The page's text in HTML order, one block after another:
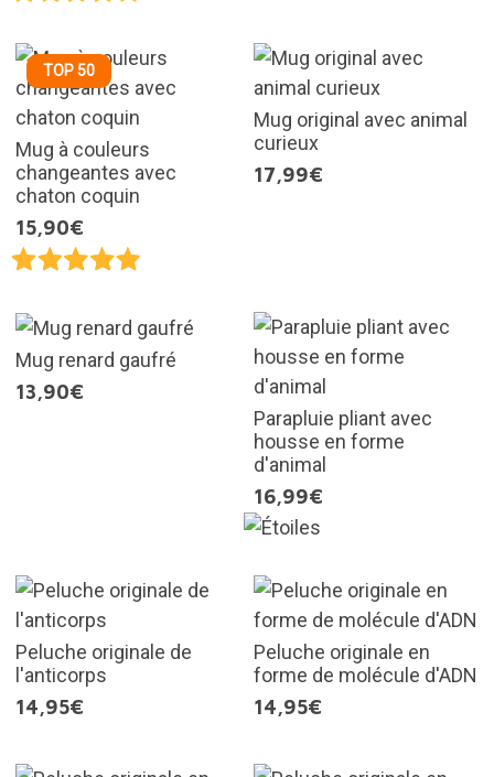
TOP 50
Mug à couleurs
changeantes avec
chaton coquin
15,90€
Mug original avec animal
curieux
17,99€
Mug renard gaufré
13,90€
Parapluie pliant avec
housse en forme
d'animal
16,99€
Peluche originale de
l'anticorps
14,95€
Peluche originale en
forme de molécule d'ADN
14,95€